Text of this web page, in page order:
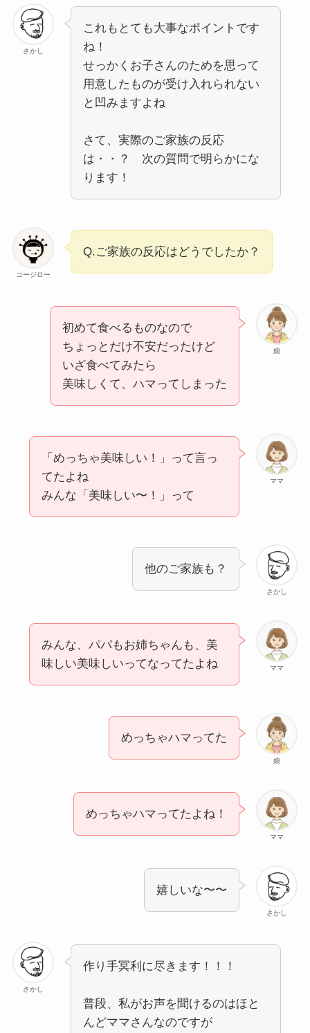
さかし
これもとても大事なポイントです
ね！
せっかくお子さんのためを思って
用意したものが受け入れられない
と凹みますよね
さて、実際のご家族の反応
は・・？ 次の質問で明らかにな
ります！
コージロー
Q.ご家族の反応はどうでしたか？
娘
初めて食べるものなので
ちょっとだけ不安だったけど
いざ食べてみたら
美味しくて、ハマってしまった
ママ
「めっちゃ美味しい！」って言っ
てたよね
みんな「美味しい〜！」って
さかし
他のご家族も？
ママ
みんな、パパもお姉ちゃんも、美
味しい美味しいってなってたよね
娘
めっちゃハマってた
ママ
めっちゃハマってたよね！
さかし
嬉しいな〜〜
さかし
作り手冥利に尽きます！！！
普段、私がお声を聞けるのはほと
んどママさんなのですが